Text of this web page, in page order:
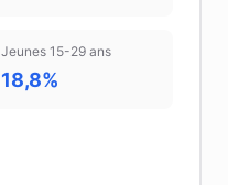
Jeunes 15-29 ans
18,8%